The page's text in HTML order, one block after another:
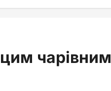
чарівним